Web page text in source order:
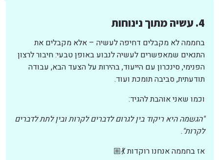
בחממה לא מקבלים דחיפה לעשיה – אלא מקבלים את
התנאים שמאפשרים לעשיה לנבוע באופן טבעי: חיבור לרצון
הפנימי, סינכרון עם הייעוד, בהירות על הצעד הבא, עבודה
תודעתית, סביבה תומכת ועוד.
וכמו שאני אוהבת להגיד:
"הגשמה היא ריקוד בין לגרום לדברים לקרות ובין לתת לדברים
לקרות".
אז בחממה אנחנו רוקדות 💃🏼